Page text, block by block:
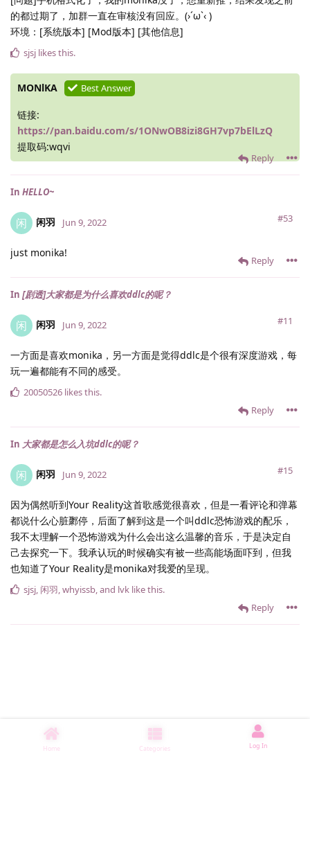
的都过期了，加群一直在审核没有回应。(›´ω`‹ )
环境：[系统版本] [Mod版本] [其他信息]
Reply
sjsj likes this.
MONlKA Best Answer
链接:
https://pan.baidu.com/s/1ONwOB8izi8GH7vp7bElLzQ
提取码:wqvi
In HELLO~
闲 闲羽 #53
Jun 9, 2022
just monika!
Reply
In [剧透]大家都是为什么喜欢ddlc的呢？
闲 闲羽 #11
Jun 9, 2022
一方面是喜欢monika，另一方面是觉得ddlc是个很有深度游戏，每
玩一遍都能有不同的感受。
Reply
20050526 likes this.
In 大家都是怎么入坑ddlc的呢？
闲 闲羽 #15
Jun 9, 2022
因为偶然听到Your Reality这首歌感觉很喜欢，但是一看评论和弹幕
都说什么心脏鄹停，后面了解到这是一个叫ddlc恐怖游戏的配乐，
我不太理解一个恐怖游戏为什么会出这么温馨的音乐，于是决定自
己去探究一下。我承认玩的时候确实有被一些高能场面吓到，但我
也知道了Your Reality是monika对我爱的呈现。
Reply
sjsj, 闲羽,whyissb, and lvk like this.
Home Categories Log In